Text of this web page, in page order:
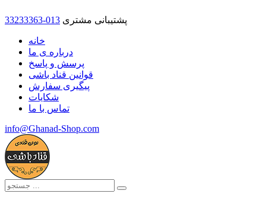
33233363-013 پشتیبانی مشتری
خانه
درباره ی ما
پرسش و پاسخ
قوانین قناد باشی
پیگیری سفارش
شکایات
تماس با ما
info@Ghanad-Shop.com